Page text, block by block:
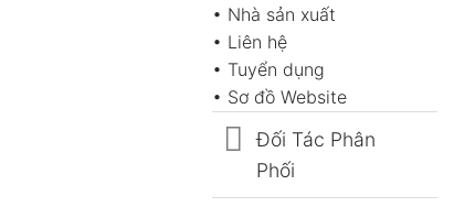
• Nhà sản xuất
• Liên hệ
• Tuyển dụng
• Sơ đồ Website
Đối Tác Phân
Phối